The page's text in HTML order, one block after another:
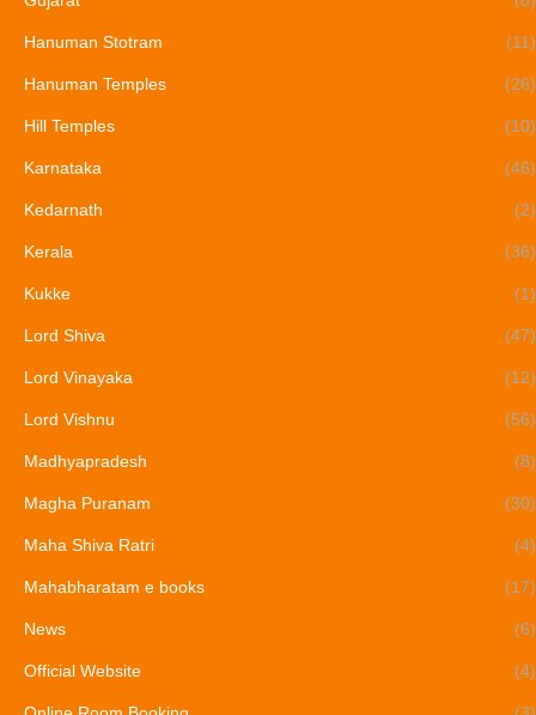
Hanuman Stotram (11)
Hanuman Temples (26)
Hill Temples (10)
Karnataka (46)
Kedarnath (2)
Kerala (36)
Kukke (1)
Lord Shiva (47)
Lord Vinayaka (12)
Lord Vishnu (56)
Madhyapradesh (8)
Magha Puranam (30)
Maha Shiva Ratri (4)
Mahabharatam e books (17)
News (6)
Official Website (4)